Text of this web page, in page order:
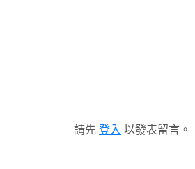
請先 登入 以發表留言。